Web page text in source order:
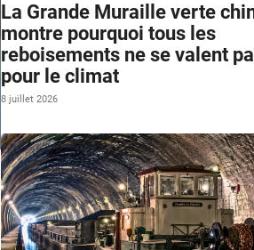
La Grande Muraille verte
montre pourquoi tous les
reboisements ne se valent
pour le climat
8 juillet 2026